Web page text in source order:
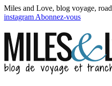
Miles and Love, blog voyage,
instagram Abonnez-vous